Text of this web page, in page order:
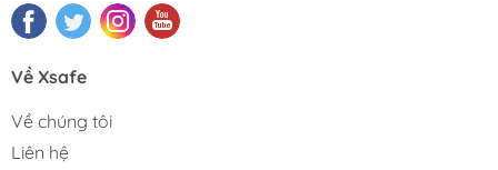
Về Xsafe
Về chúng tôi
Liên hệ